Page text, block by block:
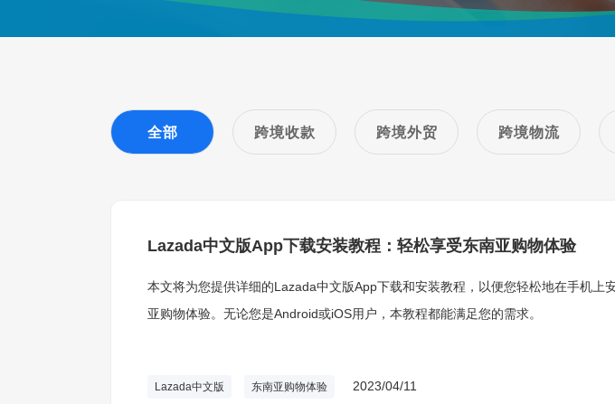
全部 跨境收款 跨境外贸 跨境物流
Lazada中文版App下载安装教程：轻松享受东南亚购物体验
本文将为您提供详细的Lazada中文版App下载和安装教程，以便您轻松地在手机上
亚购物体验。无论您是Android或iOS用户，本教程都能满足您的需求。
Lazada中文版 东南亚购物体验 2023/04/11